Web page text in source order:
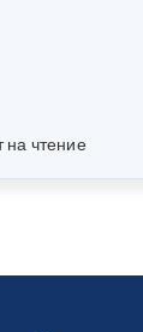
на чтение